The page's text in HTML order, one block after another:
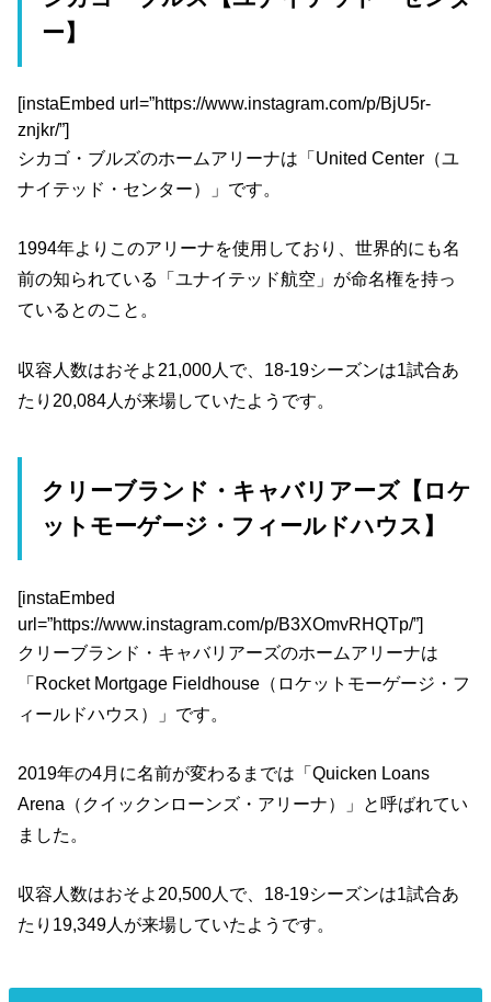
ー】
[instaEmbed url=”https://www.instagram.com/p/BjU5r-
znjkr/”]
シカゴ・ブルズのホームアリーナは「United Center（ユ
ナイテッド・センター）」です。
1994年よりこのアリーナを使用しており、世界的にも名
前の知られている「ユナイテッド航空」が命名権を持っ
ているとのこと。
収容人数はおそよ21,000人で、18-19シーズンは1試合あ
たり20,084人が来場していたようです。
クリーブランド・キャバリアーズ【ロケ
ットモーゲージ・フィールドハウス】
[instaEmbed
url=”https://www.instagram.com/p/B3XOmvRHQTp/”]
クリーブランド・キャバリアーズのホームアリーナは
「Rocket Mortgage Fieldhouse（ロケットモーゲージ・フ
ィールドハウス）」です。
2019年の4月に名前が変わるまでは「Quicken Loans
Arena（クイックンローンズ・アリーナ）」と呼ばれてい
ました。
収容人数はおそよ20,500人で、18-19シーズンは1試合あ
たり19,349人が来場していたようです。